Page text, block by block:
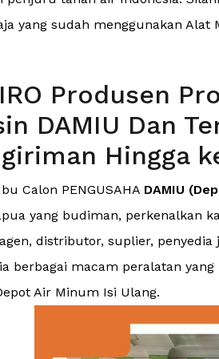
yang sudah menggunakan
Produsen
DAMIU Dan
Hingga
Calon PENGUSAHA DAMIU
yang budiman, perkenalkan
distributor, suplier,
berbagai macam peralatan
Air Minum Isi Ulang.